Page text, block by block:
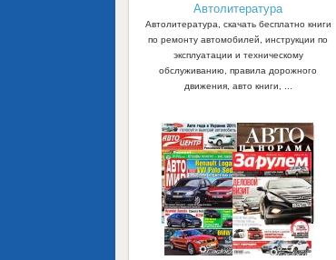
Автолитература
Автолитература, скачать бесплатно книги
по ремонту автомобилей, инструкции по
эксплуатации и техническому
обслуживанию, правила дорожного
движения, авто книги, ...